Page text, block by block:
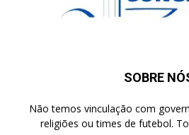
SOBRE
Não temos vinculação com
religiões ou times de futebol.